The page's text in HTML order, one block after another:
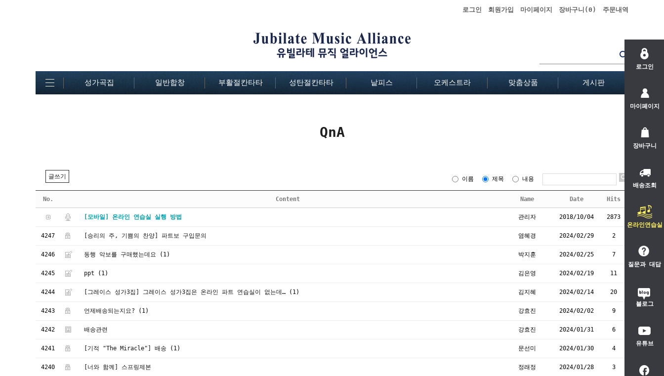
로그인
마이페이지
장바구니
배송조회
온라인연습실
질문과 대답
블로그
유튜브
로그인 회원가입 마이페이지 장바구니(0 ) 주문내역
성가곡집 일반합창 부활절칸타타 성탄절칸타타 낱피스 오케스트라 맞춤상품 게시판
QnA
글쓰기 이름 제목 내용
No. Content Name Date Hits
[모바일] 온라인 연습실 실행 방법 관리자 2018/10/04 2873
4247 [승리의 주, 기쁨의 찬양] 파트보 구입문의 염혜경 2024/02/29 2
4246 동행 악보를 구매했는데요 (1) 박지훈 2024/02/25 7
4245 ppt (1) 김은영 2024/02/19 11
4244 [그레이스 성가3집] 그레이스 성가3집은 온라인 파트 연습실이 없는데… (1) 김지혜 2024/02/14 20
4243 언제배송되는지요? (1) 강효진 2024/02/02 9
4242 배송관련 강효진 2024/01/31 6
4241 [기적 "The Miracle"] 배송 (1) 문선미 2024/01/30 4
4240 [너와 함께] 스프링제본 정래정 2024/01/28 3